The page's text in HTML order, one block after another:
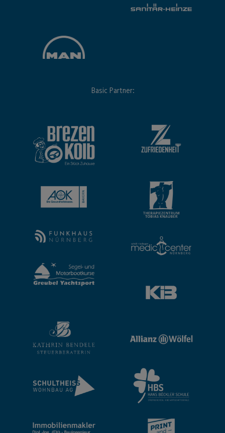
Basic Partner: